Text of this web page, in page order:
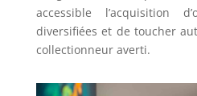
accessible l’acquisition
diversifiées et de toucher
collectionneur averti.